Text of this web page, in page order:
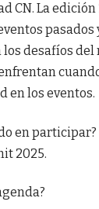
CN. La edición
pasados
los desafíos
en los eventos.
en
2025.